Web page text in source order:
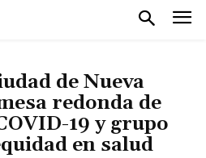
de Nueva
redonda de
19 y grupo
en salud